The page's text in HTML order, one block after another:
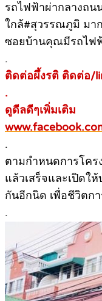
รถไฟฟ้าผ่ากลางถ
ใกล้#สุวรรณภูมิ มา
ซอยบ้านคุณมีรถไฟ
.
ติดต่อผึ้งรติ ติดต่อ/
.
ดูดีลดีๆเพิ่มเติม
.
ตามกำหนดการโคร
แล้วเสร็จและเปิดใ
กันอีกนิด เพื่อชีวิตก
.